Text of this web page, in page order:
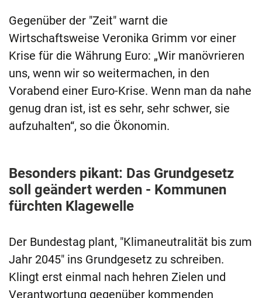
Gegenüber der "Zeit" warnt die
Wirtschaftsweise Veronika Grimm vor einer
Krise für die Währung Euro: „Wir manövrieren
uns, wenn wir so weitermachen, in den
Vorabend einer Euro-Krise. Wenn man da nahe
genug dran ist, ist es sehr, sehr schwer, sie
aufzuhalten“, so die Ökonomin.
Besonders pikant: Das Grundgesetz
soll geändert werden - Kommunen
fürchten Klagewelle
Der Bundestag plant, "Klimaneutralität bis zum
Jahr 2045" ins Grundgesetz zu schreiben.
Klingt erst einmal nach hehren Zielen und
Verantwortung gegenüber kommenden